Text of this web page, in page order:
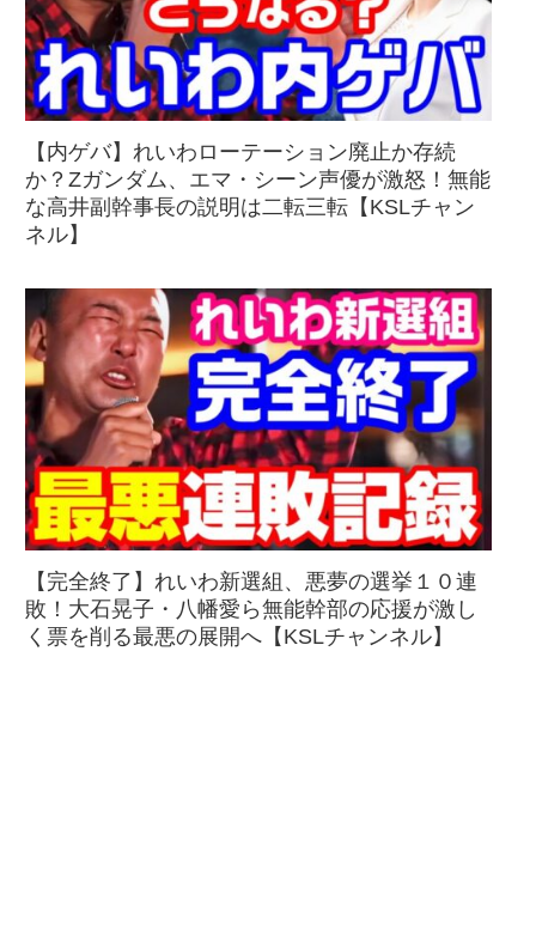
【内ゲバ】れいわローテーション廃止か存続
か？Zガンダム、エマ・シーン声優が激怒！無能
な高井副幹事長の説明は二転三転【KSLチャン
ネル】
【完全終了】れいわ新選組、悪夢の選挙１０連
敗！大石晃子・八幡愛ら無能幹部の応援が激し
く票を削る最悪の展開へ【KSLチャンネル】